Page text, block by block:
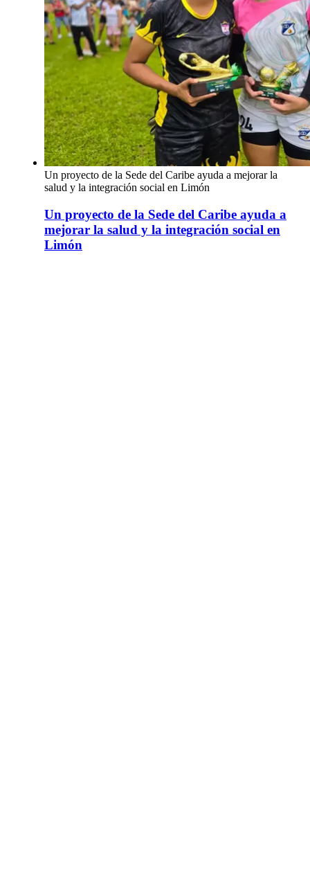
Un proyecto de la Sede del Caribe ayuda a mejorar la
salud y la integración social en Limón
Un proyecto de la Sede del Caribe ayuda a
mejorar la salud y la integración social en
Limón